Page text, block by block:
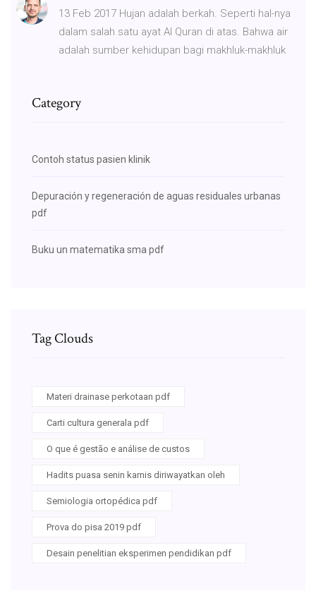
13 Feb 2017 Hujan adalah berkah. Seperti hal-nya
dalam salah satu ayat Al Quran di atas. Bahwa air
adalah sumber kehidupan bagi makhluk-makhluk
Category
Contoh status pasien klinik
Depuración y regeneración de aguas residuales urbanas
pdf
Buku un matematika sma pdf
Tag Clouds
Materi drainase perkotaan pdf
Carti cultura generala pdf
O que é gestão e análise de custos
Hadits puasa senin kamis diriwayatkan oleh
Semiologia ortopédica pdf
Prova do pisa 2019 pdf
Desain penelitian eksperimen pendidikan pdf